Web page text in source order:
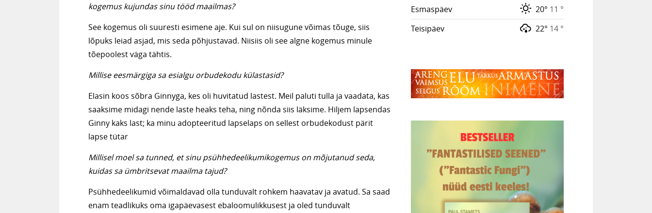
kogemus kujundas sinu tööd maailmas?
See kogemus oli suuresti esimene aje. Kui sul on niisugune võimas tõuge, siis
lõpuks leiad asjad, mis seda põhjustavad. Niisiis oli see algne kogemus minule
tõepoolest väga tähtis.
Millise eesmärgiga sa esialgu orbudekodu külastasid?
Elasin koos sõbra Ginnyga, kes oli huvitatud lastest. Meil paluti tulla ja vaadata, kas
saaksime midagi nende laste heaks teha, ning nõnda siis läksime. Hiljem lapsendas
Ginny kaks last; ka minu adopteeritud lapselaps on sellest orbudekodust pärit
lapse tütar
Millisel moel sa tunned, et sinu psühhedeelikumikogemus on mõjutanud seda,
kuidas sa ümbritsevat maailma tajud?
Psühhedeelikumid võimaldavad olla tunduvalt rohkem haavatav ja avatud. Sa saad
enam teadlikuks oma igapäevasest ebaloomulikkusest ja oled tunduvalt
Esmaspäev
20° 11 °
Teisipäev
22° 14 °